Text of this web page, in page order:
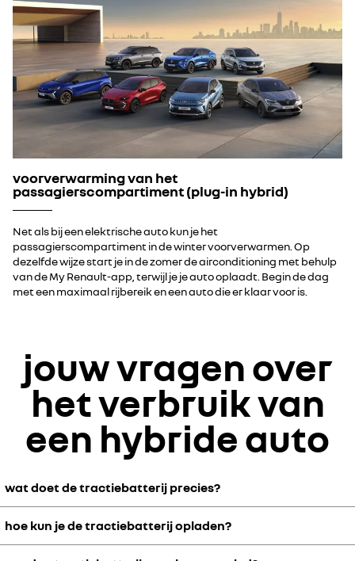
voorverwarming van het
passagierscompartiment (plug-in hybrid)
Net als bij een elektrische auto kun je het
passagierscompartiment in de winter voorverwarmen. Op
dezelfde wijze start je in de zomer de airconditioning met behulp
van de My Renault-app, terwijl je je auto oplaadt. Begin de dag
met een maximaal rijbereik en een auto die er klaar voor is.
jouw vragen over
het verbruik van
een hybride auto
wat doet de tractiebatterij precies?
De tractiebatterij wordt gebruikt om de energie op te slaan die
nodig is om een hybride auto in hybride modus en electrische-
hoe kun je de tractiebatterij opladen?